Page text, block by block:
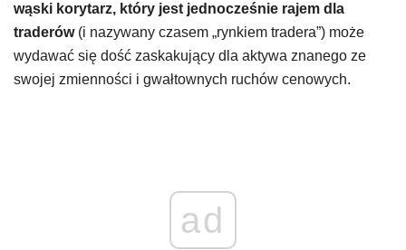
wąski korytarz, który jest jednocześnie rajem dla
traderów(i nazywany czasem „rynkiem tradera”) może
wydawać się dość zaskakujący dla aktywa znanego ze
swojej zmienności i gwałtownych ruchów cenowych.
ad